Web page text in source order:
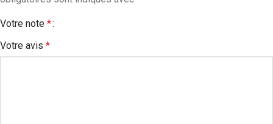
Votre note *
Votre avis *